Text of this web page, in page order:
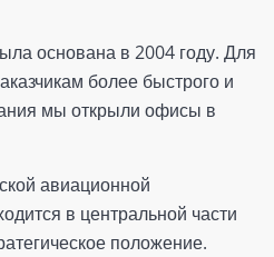
основана в 2004 году. Для
более быстрого и
мы открыли офисы в
авиационной
в центральной части
положение.